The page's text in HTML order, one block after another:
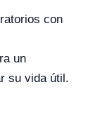
con
un
su vida útil.